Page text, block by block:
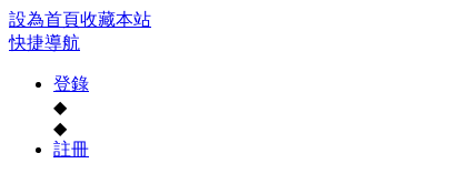
設為首頁收藏本站
快捷導航
登錄
◆
◆
註冊